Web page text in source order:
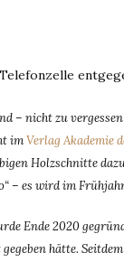
– nicht zu
imVerlag Akademie
Holzschnitte
– es wird im
Ende 2020
hätte.